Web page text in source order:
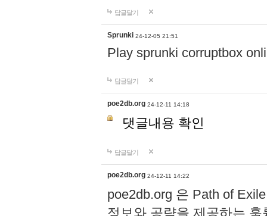
답글달기
Sprunki 24-12-05 21:51
Play sprunki corruptbox
답글달기
poe2db.org 24-12-11 14:18
댓글내용 확인
답글달기
poe2db.org 24-12-11 14:22
poe2db.org 은 Path of
정보와 공략을 제공하는